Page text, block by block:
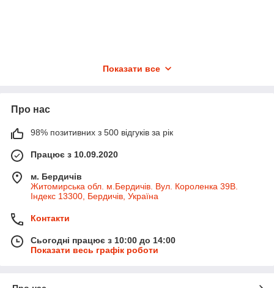
Ви можете внести кошти за реквізитами та
оформити відправку післяплатою.
Показати все
Про нас
98% позитивних з 500 відгуків за рік
Працює з 10.09.2020
м. Бердичів
Житомирська обл. м.Бердичів. Вул. Короленка 39В.
Індекс 13300, Бердичів, Україна
Контакти
Сьогодні працює з 10:00 до 14:00
Показати весь графік роботи